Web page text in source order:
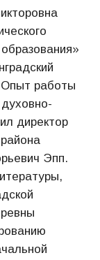
работы
директор
Эпп.